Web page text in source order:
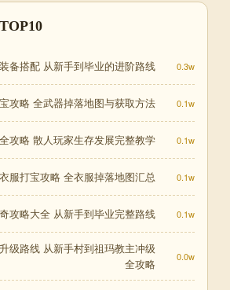
备搭配 从新手到毕业的进阶路线 0.3w
攻略 全武器掉落地图与获取方法 0.1w
攻略 散人玩家生存发展完整教学 0.1w
服打宝攻略 全衣服掉落地图汇总 0.1w
攻略大全 从新手到毕业完整路线 0.1w
级路线 从新手村到祖玛教主冲级
全攻略
0.0w